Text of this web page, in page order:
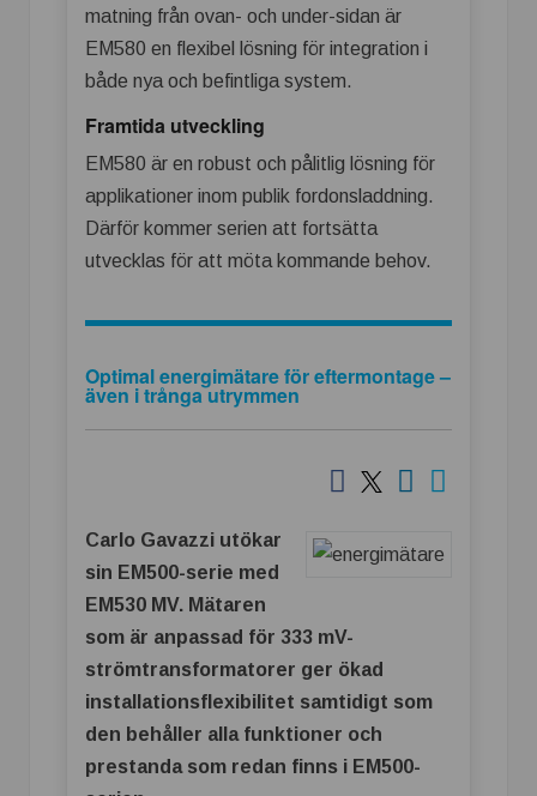
matning från ovan- och under-sidan är
EM580 en flexibel lösning för integration i
både nya och befintliga system.
Framtida utveckling
EM580 är en robust och pålitlig lösning för
applikationer inom publik fordonsladdning.
Därför kommer serien att fortsätta
utvecklas för att möta kommande behov.
Optimal energimätare för eftermontage –
även i trånga utrymmen
Carlo Gavazzi utökar
sin EM500-serie med
EM530 MV. Mätaren
som är anpassad för 333 mV-
strömtransformatorer ger ökad
installationsflexibilitet samtidigt som
den behåller alla funktioner och
prestanda som redan finns i EM500-